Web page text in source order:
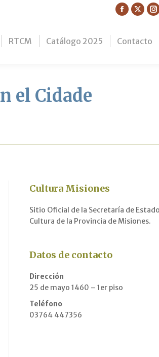
opens
X
opens
RTCM Catálogo 2025 Contacto
el Cidade
Cultura Misiones
Sitio Oficial de la Secretaría de
Cultura de la Provincia de Misiones.
Datos de contacto
Dirección
25 de mayo 1460 – 1er piso
Teléfono
03764 447356